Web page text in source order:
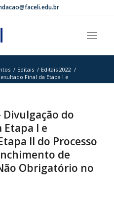
/ Editais / Editais 2022 /
Final da Etapa I e
Divulgação do
Etapa I e
II do Processo
de
Obrigatório no